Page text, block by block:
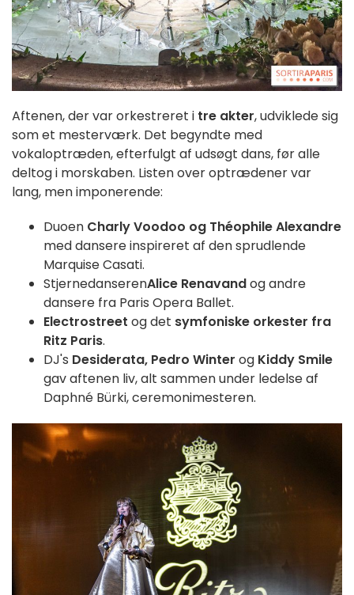
Aftenen, der var orkestreret i tre akter, udviklede sig
som et mesterværk. Det begyndte med
vokaloptræden, efterfulgt af udsøgt dans, før alle
deltog i morskaben. Listen over optrædener var
lang, men imponerende:
Duoen Charly Voodoo og Théophile Alexandre
med dansere inspireret af den sprudlende
Marquise Casati.
StjernedanserenAlice Renavandog andre
dansere fra Paris Opera Ballet.
Electrostreet og det symfoniske orkester fra
Ritz Paris.
DJ's Desiderata, Pedro Winter og Kiddy Smile
gav aftenen liv, alt sammen under ledelse af
Daphné Bürki, ceremonimesteren.